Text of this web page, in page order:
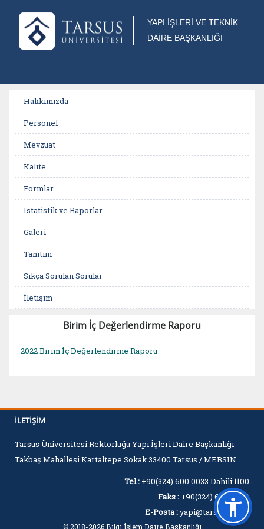
YAPI İŞLERİ VE TEKNİK
DAİRE BAŞKANLIĞI
Hakkımızda
Personel
Mevzuat
Kalite
Formlar
İstatistik ve Raporlar
Galeri
Tanıtım
Sıkça Sorulan Sorular
İletişim
Birim İç Değerlendirme Raporu
2022 Birim İç Değerlendirme Raporu
İLETIŞIM
Tarsus Üniversitesi Rektörlüğü Yapı İşleri Daire Başkanlığı
Takbaş Mahallesi Kartaltepe Sokak 33400 Tarsus / MERSİN
Tel : +90(324) 600 0033 Dahili:1100
Faks : +90(324) 600 0060
E-Posta :yapi@tarsus.edu.tr
© 2018-2026 Bilgi İşlem Daire Başkanlığı